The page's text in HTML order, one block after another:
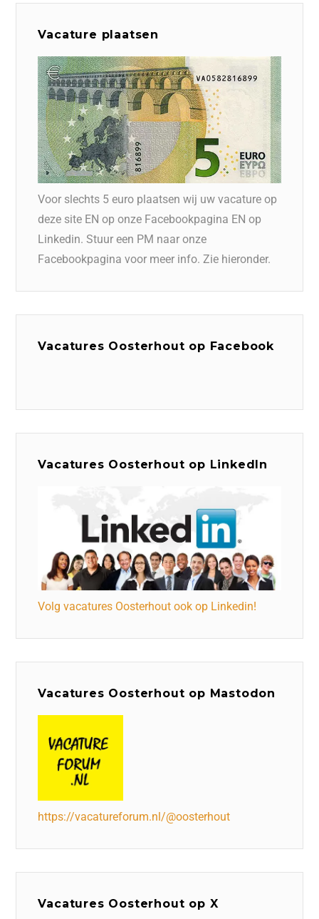
Vacature plaatsen
Voor slechts 5 euro plaatsen wij uw vacature op
deze site EN op onze Facebookpagina EN op
Linkedin. Stuur een PM naar onze
Facebookpagina voor meer info. Zie hieronder.
Vacatures Oosterhout op Facebook
Vacatures Oosterhout op LinkedIn
Volg vacatures Oosterhout ook op Linkedin!
Vacatures Oosterhout op Mastodon
https://vacatureforum.nl/@oosterhout
Vacatures Oosterhout op X